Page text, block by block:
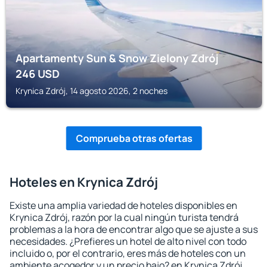
Apartamenty Sun & Snow Zielony Zdrój
246USD
Krynica Zdrój, 14 agosto 2026, 2 noches
Comprueba otras ofertas
Hoteles en Krynica Zdrój
Existe una amplia variedad de hoteles disponibles en
Krynica Zdrój, razón por la cual ningún turista tendrá
problemas a la hora de encontrar algo que se ajuste a sus
necesidades. ¿Prefieres un hotel de alto nivel con todo
incluido o, por el contrario, eres más de hoteles con un